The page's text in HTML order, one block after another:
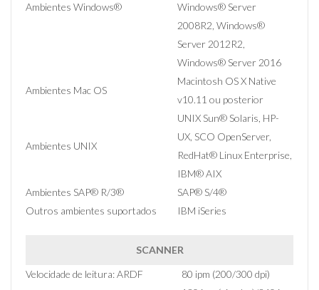
Ambientes Windows®
Windows® Server
2008R2, Windows®
Server 2012R2,
Windows® Server 2016
Ambientes Mac OS
Macintosh OS X Native
v10.11 ou posterior
Ambientes UNIX
UNIX Sun® Solaris, HP-
UX, SCO OpenServer,
RedHat® Linux Enterprise,
IBM® AIX
Ambientes SAP® R/3®
SAP® S/4®
Outros ambientes suportados
IBM iSeries
SCANNER
Velocidade de leitura: ARDF
80 ipm (200/300 dpi)